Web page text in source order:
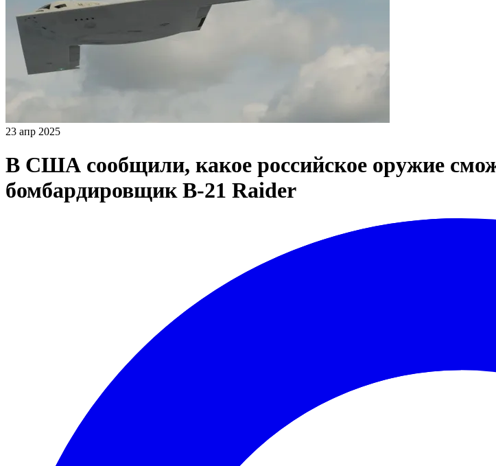
23 апр 2025
В США сообщили, какое российское оружие
бомбардировщик B-21 Raider